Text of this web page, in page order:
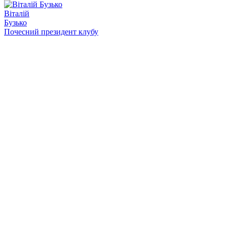
Віталій
Бузько
Почесний президент клубу